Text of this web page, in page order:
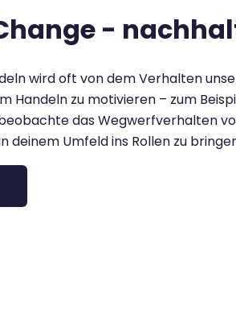
-
wird oft von dem Verhalten
Handeln zu motivieren – zum
das Wegwerfverhalten
deinem Umfeld ins Rollen zu